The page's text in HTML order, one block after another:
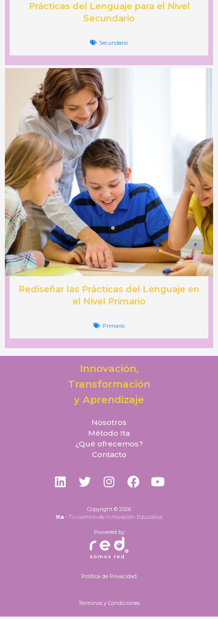
Prácticas del Lenguaje para el Nivel
Secundario
Secundario
Rediseñar las Prácticas del Lenguaje en
el Nivel Primario
Primario
Innovación,
Transformación
y Aprendizaje
Nosotros
Método Ita
¿Qué ofrecemos?
Contacto
L
i
e
T
w
t
t
I
n
t
a
g
r
a
m
F
a
e
b
Y
o
u
Copyright © 2026
Ita- Tu camino de Innovación Educativa
Powered by
Política de Privacidad
Términos y Condiciones